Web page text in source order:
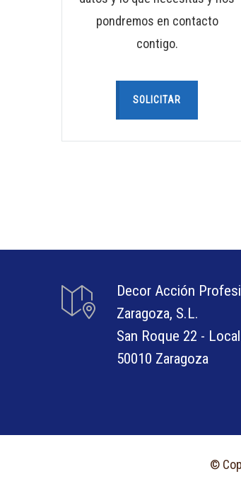
pondremos en contacto
contigo.
SOLICITAR
Decor Acción
Zaragoza, S.L.
San Roque 22 -
50010 Zaragoza
©